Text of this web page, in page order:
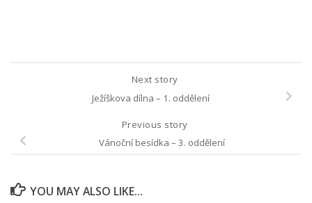
Next story
Ježíškova dílna – 1. oddělení
Previous story
Vánoční besídka – 3. oddělení
YOU MAY ALSO LIKE...